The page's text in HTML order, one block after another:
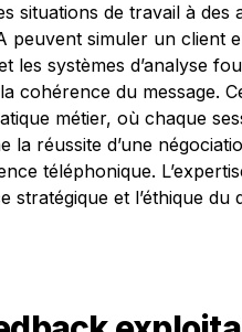
situations de travail à des
peuvent simuler un client
les systèmes d’analyse
cohérence du message.
métier, où chaque
la réussite d’une
téléphonique.
stratégique et l’éthique du